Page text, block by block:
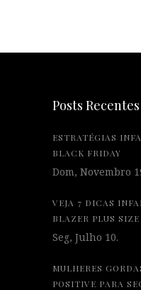
Posts Recentes
ESTRATÉGIAS
BLACK FRIDAY
Dom, Novembro
VEJA 7 DICAS
BLAZER PLUS SIZE
Seg, Julho 10.
MULHERES
POSITIVE PARA